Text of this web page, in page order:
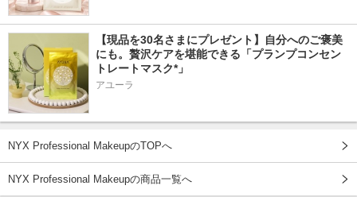
【現品を30名さまにプレゼント】自分へのご褒美
にも。贅沢ケアを堪能できる「プランプコンセン
トレートマスク*」
アユーラ
NYX Professional MakeupのTOPへ
NYX Professional Makeupの商品一覧へ